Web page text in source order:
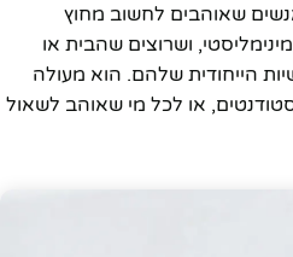
שאוהבים לחשוב מחוץ
ושרוצים שהבית או
הייחודית שלהם. הוא מעולה
או לכל מי שאוהב לשאול